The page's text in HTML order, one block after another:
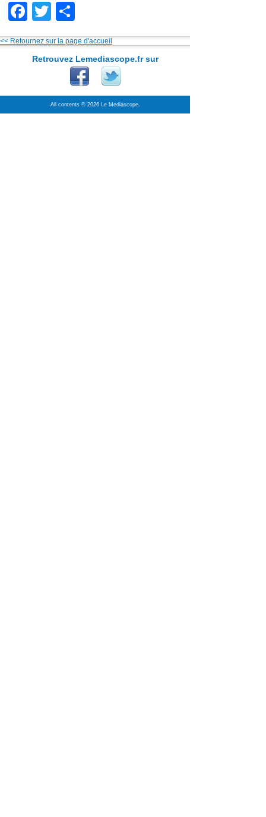
Facebook
Twitter
<< Retournez sur la page d'accueil
Retrouvez Lemediascope.fr sur
All contents © 2026 Le Mediascope.